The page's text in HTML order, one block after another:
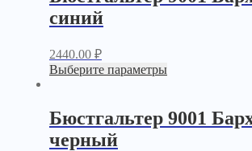
синий
2440.00 ₽
Выберите параметры
Бюстгальтер 9001
черный